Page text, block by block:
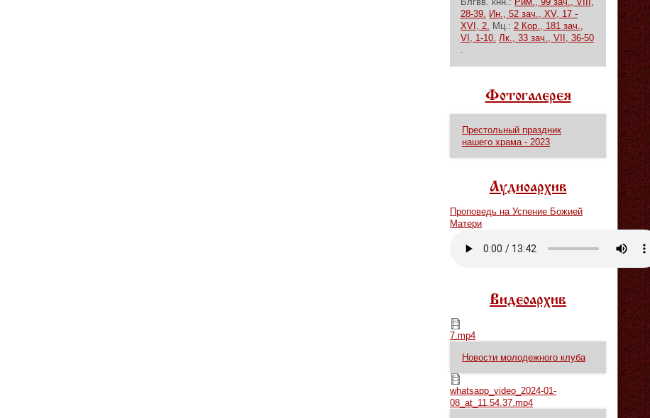
28-39. Ин., 52 зач., XV, 17 -
XVI, 2. Мц.: 2 Кор., 181 зач.,
VI, 1-10. Лк., 33 зач., VII, 36-50
.
Фотогалерея
Престольный праздник
нашего храма - 2023
Аудиоархив
Проповедь на Успение Божией
Матери
Видеоархив
7.mp4
7.mp4
Новости молодежного клуба
whatsapp_video_2024-01-08_at_11.54.37.mp4
whatsapp_video_2024-01-
08_at_11.54.37.mp4